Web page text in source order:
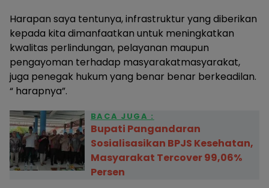
Harapan saya tentunya, infrastruktur yang diberikan
kepada kita dimanfaatkan untuk meningkatkan
kwalitas perlindungan, pelayanan maupun
pengayoman terhadap masyarakatmasyarakat,
juga penegak hukum yang benar benar berkeadilan.
“ harapnya”.
BACA JUGA :
Bupati Pangandaran
Sosialisasikan BPJS Kesehatan,
Masyarakat Tercover 99,06%
Persen